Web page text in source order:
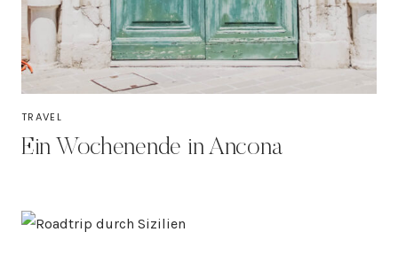
TRAVEL
Ein Wochenende in Ancona